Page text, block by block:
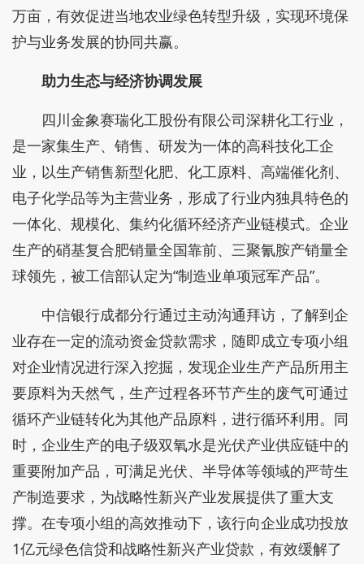
万亩，有效促进当地农业绿色转型升级，实现环境保
护与业务发展的协同共赢。
助力生态与经济协调发展
四川金象赛瑞化工股份有限公司深耕化工行业，
是一家集生产、销售、研发为一体的高科技化工企
业，以生产销售新型化肥、化工原料、高端催化剂、
电子化学品等为主营业务，形成了行业内独具特色的
一体化、规模化、集约化循环经济产业链模式。企业
生产的硝基复合肥销量全国靠前、三聚氰胺产销量全
球领先，被工信部认定为“制造业单项冠军产品”。
中信银行成都分行通过主动沟通拜访，了解到企
业存在一定的流动资金贷款需求，随即成立专项小组
对企业情况进行深入挖掘，发现企业生产产品所用主
要原料为天然气，生产过程各环节产生的废气可通过
循环产业链转化为其他产品原料，进行循环利用。同
时，企业生产的电子级双氧水是光伏产业供应链中的
重要附加产品，可满足光伏、半导体等领域的严苛生
产制造要求，为战略性新兴产业发展提供了重大支
撑。在专项小组的高效推动下，该行向企业成功投放
1亿元绿色信贷和战略性新兴产业贷款，有效缓解了